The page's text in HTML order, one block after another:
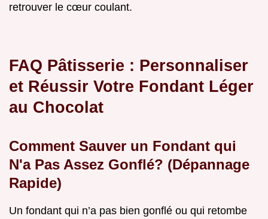
retrouver le cœur coulant.
FAQ Pâtisserie : Personnaliser
et Réussir Votre Fondant Léger
au Chocolat
Comment Sauver un Fondant qui
N'a Pas Assez Gonflé? (Dépannage
Rapide)
Un fondant qui n’a pas bien gonflé ou qui retombe